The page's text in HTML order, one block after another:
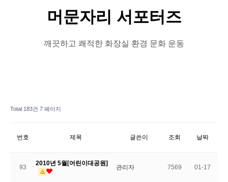
머문자리 서포터즈
깨끗하고 쾌적한 화장실 환경 문화 운동
Total 183건 7 페이지
번호 제목 글쓴이 조회 날짜
93
2010년 5월[어린이대공원]
관리자 7569 01-17